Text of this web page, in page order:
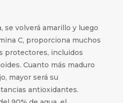
se volverá amarillo y luego
C, proporciona muchos
protectores, incluidos
Cuanto más maduro
mayor será su
antioxidantes.